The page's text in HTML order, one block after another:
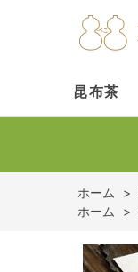
昆布茶
ホーム >
ホーム
>